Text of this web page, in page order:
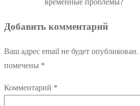
временные проблемы?
Добавить комментарий
Ваш адрес email не будет опубликован.
помечены *
Комментарий *